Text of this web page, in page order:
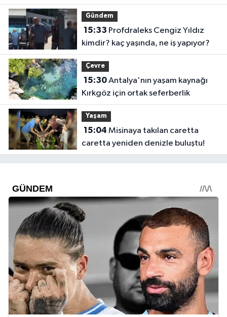
bin!
Gündem
15:33
kimdir? kaç yaşında, ne iş yapıyor?
Çevre
15:30Antalya'nın yaşam kaynağı
Kırkgöz için ortak seferberlik
Yaşam
15:04
caretta yeniden denizle buluştu!